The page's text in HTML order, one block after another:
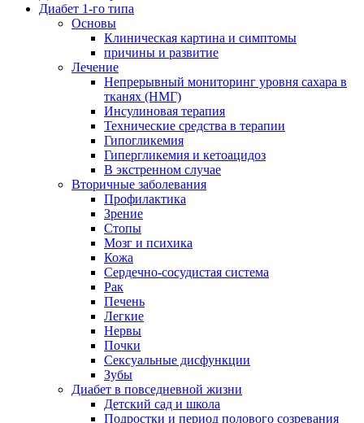
Диабет 1-го типа
Основы
Клиническая картина и симптомы
причины и развитие
Лечение
Непрерывный мониторинг уровня сахара в
тканях (НМГ)
Инсулиновая терапия
Технические средства в терапии
Гипогликемия
Гипергликемия и кетоацидоз
В экстренном случае
Вторичные заболевания
Профилактика
Зрение
Стопы
Мозг и психика
Кожа
Сердечно-сосудистая система
Рак
Печень
Легкие
Нервы
Почки
Сексуальные дисфункции
Зубы
Диабет в повседневной жизни
Детский сад и школа
Подростки и период полового созревания